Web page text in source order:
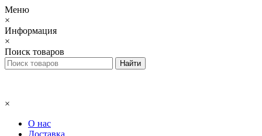
Меню
×
Информация
×
Поиск товаров
×
О нас
Доставка